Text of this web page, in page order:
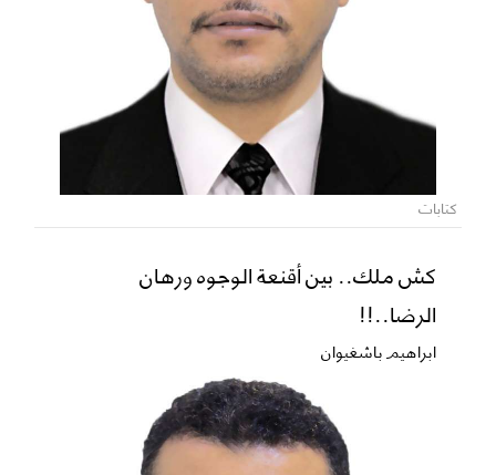
كتابات
كش ملك.. بين أقنعة الوجوه ورهان
الرضا..!!
ابراهيم باشغيوان